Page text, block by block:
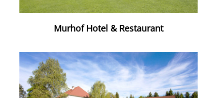
Murhof Hotel & Restaurant